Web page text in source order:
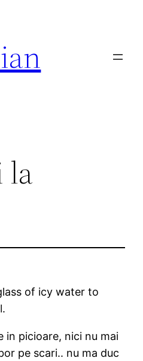
la
of icy water to
in picioare, nici nu mai
pe scari.. nu ma duc